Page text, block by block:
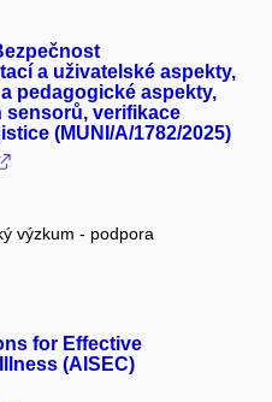
a uživatelské aspekty,
pedagogické aspekty,
sensorů, verifikace
(MUNI/A/1782/2025)
výzkum - podpora
for Effective
(AISEC)